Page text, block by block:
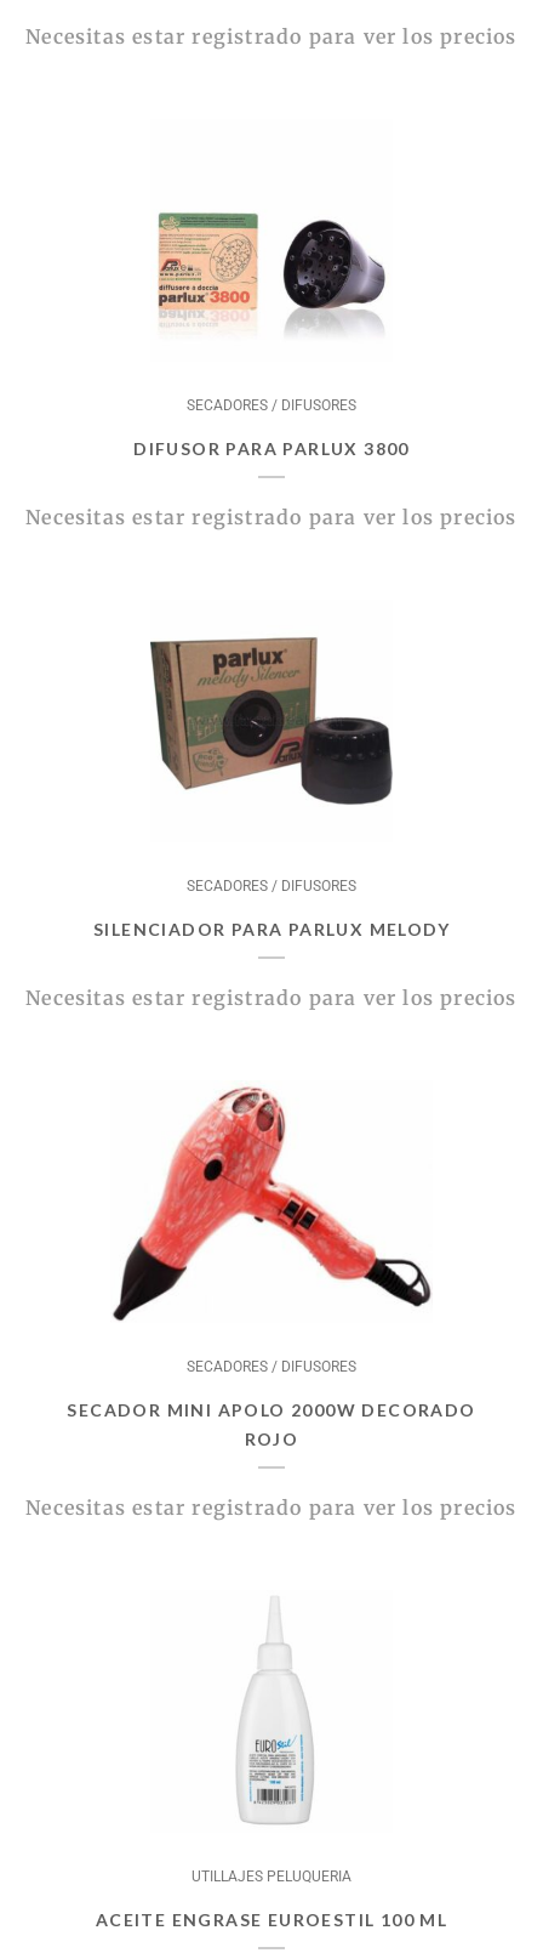
Necesitas estar registrado para ver los precios
SECADORES / DIFUSORES
DIFUSOR PARA PARLUX 3800
Necesitas estar registrado para ver los precios
SECADORES / DIFUSORES
SILENCIADOR PARA PARLUX MELODY
Necesitas estar registrado para ver los precios
SECADORES / DIFUSORES
SECADOR MINI APOLO 2000W DECORADO
ROJO
Necesitas estar registrado para ver los precios
UTILLAJES PELUQUERIA
ACEITE ENGRASE EUROESTIL 100 ML